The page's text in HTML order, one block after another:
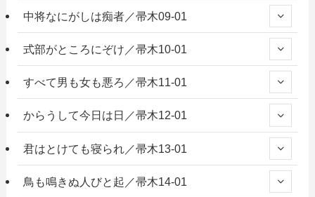
中将なにがしは痴者／帚木09-01
式部がところにぞけ／帚木10-01
すべて男も女も悪ろ／帚木11-01
からうして今日は日／帚木12-01
君はとけても寝られ／帚木13-01
鳥も鳴きぬ人びと起／帚木14-01